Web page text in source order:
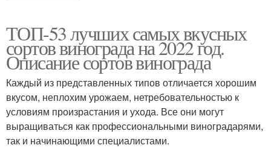
ТОП-53 лучших самых вкусных
сортов винограда на 2022 год.
Описание сортов винограда
Каждый из представленных типов отличается хорошим
вкусом, неплохим урожаем, нетребовательностью к
условиям произрастания и ухода. Все они могут
выращиваться как профессиональными виноградарями,
так и начинающими специалистами.